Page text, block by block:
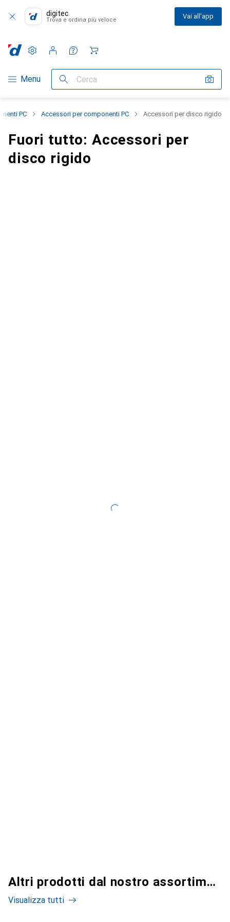
digitec
Trova e ordina più veloce Vai all'app
Categoria Navigazione
Menu Cerca
Impostazioni
Conto cliente
Liste di confronto
Liste dei desideri
Carrello
PC Accessori per componenti PC Accessori per disco rigido
Fuori tutto: Accessori per
disco rigido
Altri prodotti dal nostro assortimento
Visualizza tutti